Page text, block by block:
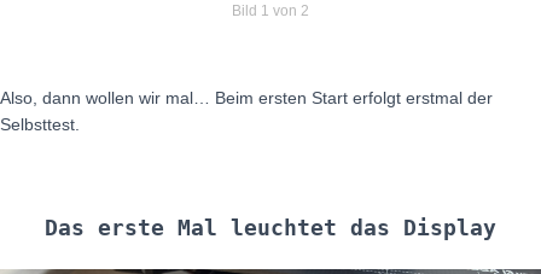
Bild 1 von 2
Also, dann wollen wir mal… Beim ersten Start erfolgt erstmal der
Selbsttest.
Das erste Mal leuchtet das Display